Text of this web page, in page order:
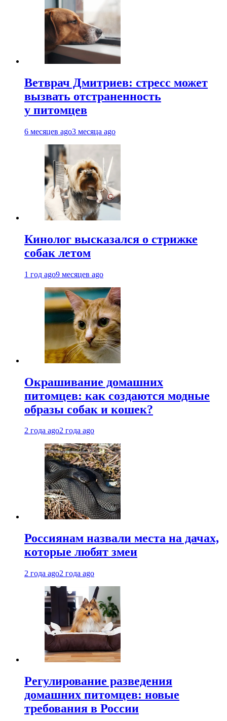
Ветврач Дмитриев: стресс может
вызвать отстраненность
у питомцев
6 месяцев ago3 месяца ago
Кинолог высказался о стрижке
собак летом
1 год ago9 месяцев ago
Окрашивание домашних
питомцев: как создаются модные
образы собак и кошек?
2 года ago2 года ago
Россиянам назвали места на дачах,
которые любят змеи
2 года ago2 года ago
Регулирование разведения
домашних питомцев: новые
требования в России